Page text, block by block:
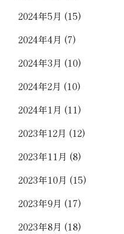
2024年5月 (15)
2024年4月 (7)
2024年3月 (10)
2024年2月 (10)
2024年1月 (11)
2023年12月 (12)
2023年11月 (8)
2023年10月 (15)
2023年9月 (17)
2023年8月 (18)